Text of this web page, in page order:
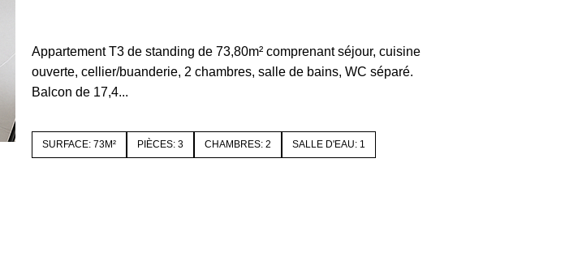
Appartement T3 de standing de 73,80m² comprenant séjour, cuisine
ouverte, cellier/buanderie, 2 chambres, salle de bains, WC séparé.
Balcon de 17,4...
SURFACE: 73M² PIÈCES: 3 CHAMBRES: 2 SALLE D'EAU: 1